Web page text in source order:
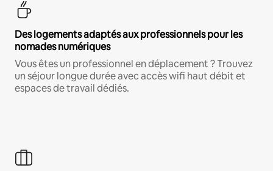
Des logements adaptés aux professionnels pour les
nomades numériques
Vous êtes un professionnel en déplacement ? Trouvez
un séjour longue durée avec accès wifi haut débit et
espaces de travail dédiés.